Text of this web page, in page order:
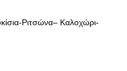
Ριτσώνα– Καλοχώρι-